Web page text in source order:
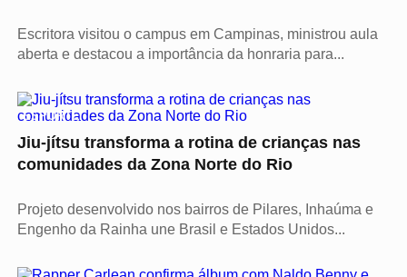
Escritora visitou o campus em Campinas, ministrou aula
aberta e destacou a importância da honraria para...
ESPORTE
Jiu-jítsu transforma a rotina de crianças nas
comunidades da Zona Norte do Rio
Projeto desenvolvido nos bairros de Pilares, Inhaúma e
Engenho da Rainha une Brasil e Estados Unidos...